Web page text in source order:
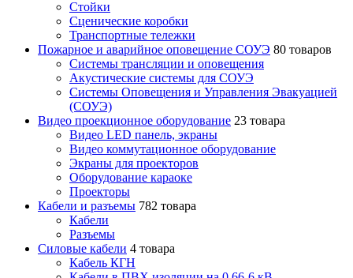
Стойки
Сценические коробки
Транспортные тележки
Пожарное и аварийное оповещение СОУЭ 80 товаров
Cистемы трансляции и оповещения
Акустические системы для СОУЭ
Системы Оповещения и Управления Эвакуацией
(СОУЭ)
Видео проекционное оборудование 23 товара
Видео LED панель, экраны
Видео коммутационное оборудование
Экраны для проекторов
Оборудование караоке
Проекторы
Кабели и разъемы 782 товара
Кабели
Разъемы
Силовые кабели 4 товара
Кабель КГН